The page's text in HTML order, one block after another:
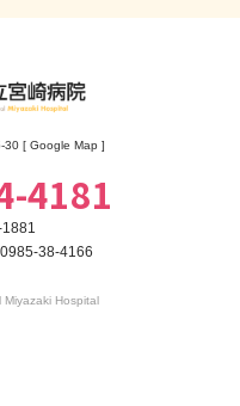
30 [ Google Map]
4181
38-4166
Hospital